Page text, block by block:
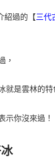
紹過的【三代
，
就是雲林的特
示你沒來過！